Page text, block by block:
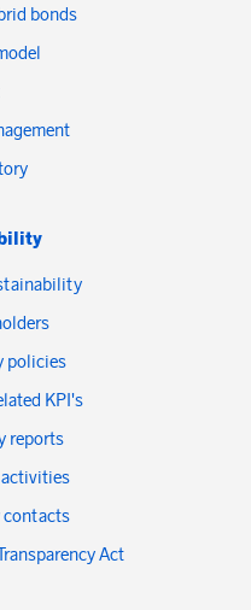
bonds
policies
KPI's
reports
Act